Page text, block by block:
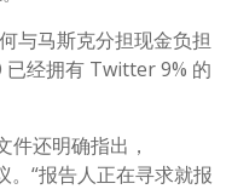
与马斯克分担现金负担
已经拥有 Twitter 9% 的
件还明确指出，
“报告人正在寻求就报